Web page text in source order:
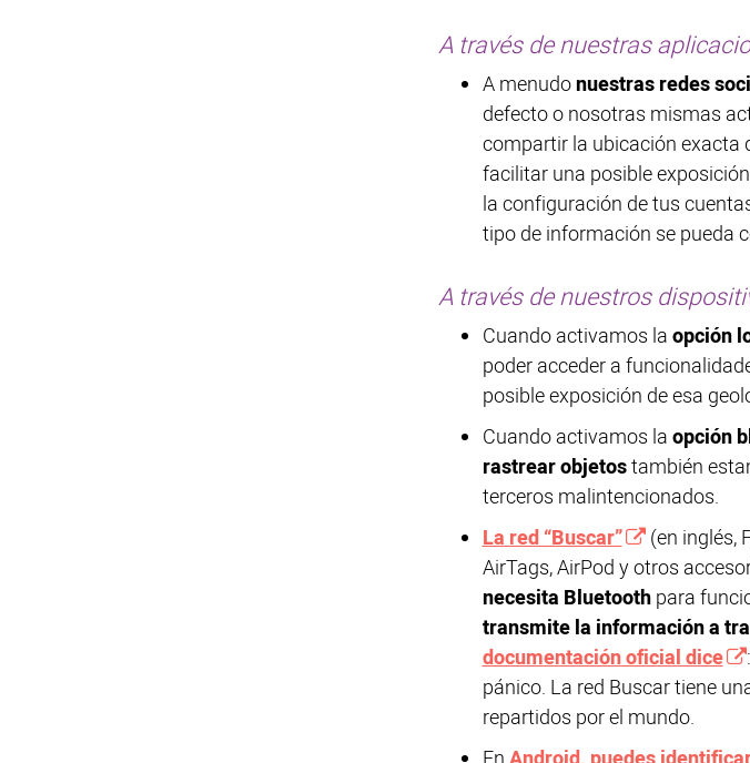
A través de nuestras
A menudonuestras redes
defecto o nosotras mismas
compartir la ubicación exacta
facilitar una posible
la configuración de tus
tipo de información se pueda
A través de nuestros
Cuando activamos laopción
poder acceder a
posible exposición de esa
Cuando activamos laopción
rastrear objetostambién
terceros malintencionados.
La red “Buscar”
(en inglés,
AirTags, AirPod y otros
necesita Bluetoothpara
transmite la información a
documentación oficial dice
pánico. La red Buscar tiene
repartidos por el mundo.